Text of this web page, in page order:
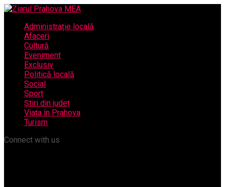
Administrație locală
Afaceri
Cultură
Eveniment
Exclusiv
Politică locală
Social
Sport
Știri din județ
Viața în Prahova
Turism
Connect with us